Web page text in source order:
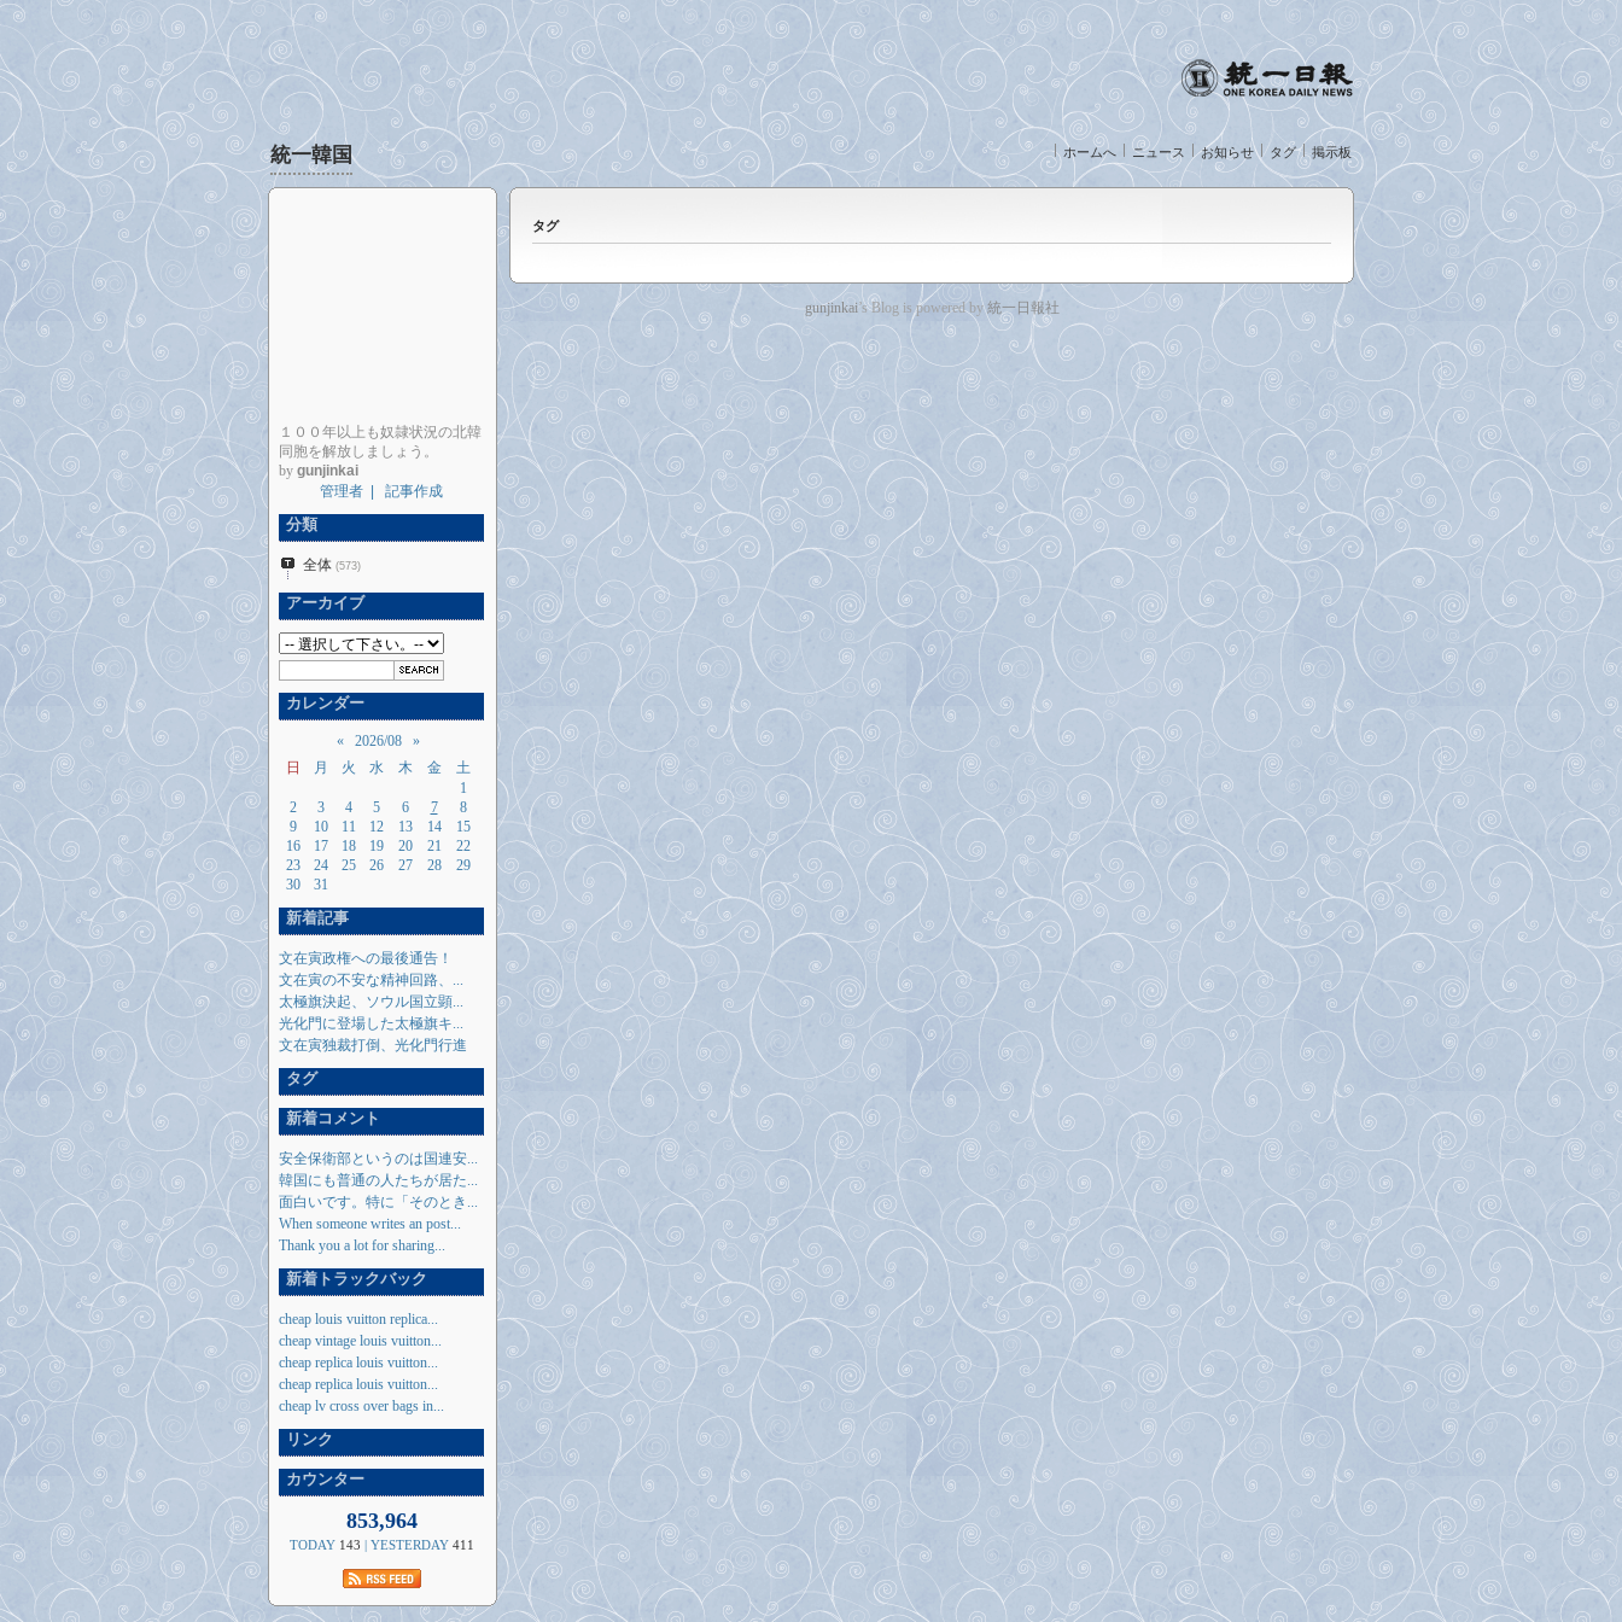
統一韓国 ホームへ ニュース お知らせ タグ 掲示板
タグ
gunjinkai’s Blog is powered by統一日報社
１００年以上も奴隷状況の北韓
同胞を解放しましょう。
by gunjinkai
管理者
記事作成
分類
全体 (573)
アーカイブ
カレンダー
« 2026/08
»
日
月 火 水 木 金
土
1
2
3 4 5 6 7
8
9
10 11 12 13 14
15
16
17 18 19 20 21
22
23
24 25 26 27 28
29
30
31
新着記事
文在寅政権への最後通告！
文在寅の不安な精神回路、...
太極旗決起、ソウル国立顕...
光化門に登場した太極旗キ...
文在寅独裁打倒、光化門行進
タグ
新着コメント
安全保衛部というのは国連安...
韓国にも普通の人たちが居た...
面白いです。特に「そのとき...
When someone writes an post...
Thank you a lot for sharing...
新着トラックバック
cheap louis vuitton replica...
cheap vintage louis vuitton...
cheap replica louis vuitton...
cheap replica louis vuitton...
cheap lv cross over bags in...
リンク
カウンター
853,964
TODAY 143 | YESTERDAY 411